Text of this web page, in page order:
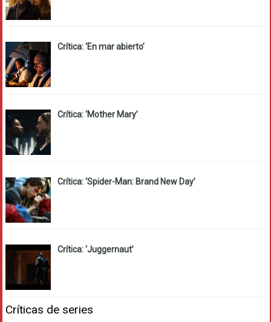
Crítica: ‘En mar abierto’
Crítica: ‘Mother Mary’
Crítica: ‘Spider-Man: Brand New Day’
Crítica: ‘Juggernaut’
Críticas de series